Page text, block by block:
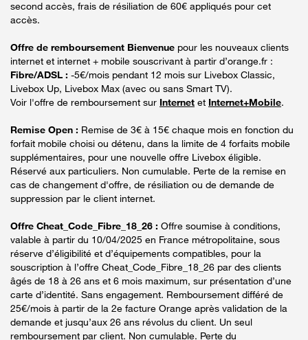
second accès, frais de résiliation de 60€ appliqués pour cet
accès.
Offre de remboursement Bienvenue pour les nouveaux clients
internet et internet + mobile souscrivant à partir d’orange.fr :
Fibre/ADSL : -5€/mois pendant 12 mois sur Livebox Classic,
Livebox Up, Livebox Max (avec ou sans Smart TV).
Voir l'offre de remboursement sur Internet et Internet+Mobile.
Remise Open : Remise de 3€ à 15€ chaque mois en fonction du
forfait mobile choisi ou détenu, dans la limite de 4 forfaits mobile
supplémentaires, pour une nouvelle offre Livebox éligible.
Réservé aux particuliers. Non cumulable. Perte de la remise en
cas de changement d'offre, de résiliation ou de demande de
suppression par le client internet.
Offre Cheat_Code_Fibre_18_26 : Offre soumise à conditions,
valable à partir du 10/04/2025 en France métropolitaine, sous
réserve d’éligibilité et d’équipements compatibles, pour la
souscription à l’offre Cheat_Code_Fibre_18_26 par des clients
âgés de 18 à 26 ans et 6 mois maximum, sur présentation d’une
carte d’identité. Sans engagement. Remboursement différé de
25€/mois à partir de la 2e facture Orange après validation de la
demande et jusqu’aux 26 ans révolus du client. Un seul
remboursement par client. Non cumulable. Perte du